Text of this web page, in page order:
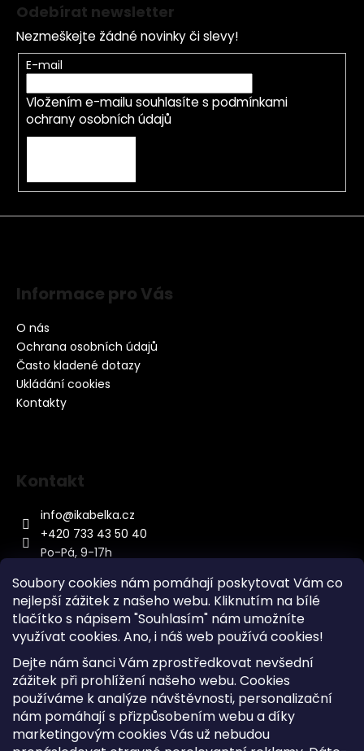
Soubory cookies nám pomáhají poskytovat Vám co
nejlepší zážitek z našeho webu. Kliknutím na bílé
tlačítko s nápisem "Souhlasím" nám umožníte
využívat cookies. Ano, i náš web používá cookies!
Dejte nám šanci Vám zprostředkovat nevšední
zážitek při prohlížení našeho webu. Cookies
používáme k analýze návštěvnosti, personalizační
nám pomáhají s přizpůsobením webu a díky
marketingovým cookies Vás už nebudou
Odebírat newsletter
Nezmeškejte žádné novinky či slevy!
E-mail
Vložením e-mailu souhlasíte s podmínkami
ochrany osobních údajů
Informace pro Vás
O nás
Ochrana osobních údajů
Často kladené dotazy
Ukládání cookies
Kontakty
Kontakt
info@ikabelka.cz
+420 733 43 50 40
Po-Pá, 9-17h
Kontakt
Sitemap
Doprava a Platba
Reklamace Zboží
Obchodní podmínky